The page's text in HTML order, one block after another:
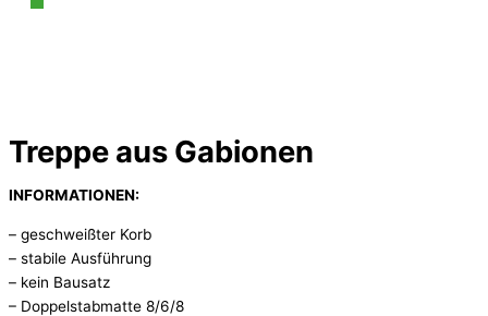
Treppe aus Gabionen
INFORMATIONEN:
– geschweißter Korb
– stabile Ausführung
– kein Bausatz
– Doppelstabmatte 8/6/8